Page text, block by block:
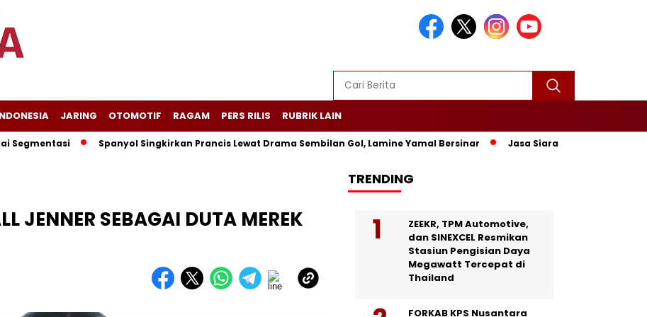
JARING OTOMOTIF RAGAM PERS RILIS RUBRIK LAIN
Spanyol Singkirkan Prancis Lewat Drama Sembilan Gol, Lamine Yamal Bersinar Jasa Siaran Pers Persriliscom
JENNER SEBAGAI DUTA MEREK
TRENDING
ZEEKR, TPM Automotive,
dan SINEXCEL Resmikan
Stasiun Pengisian Daya
Megawatt Tercepat di
Thailand
FORKAB KPS Nusantara